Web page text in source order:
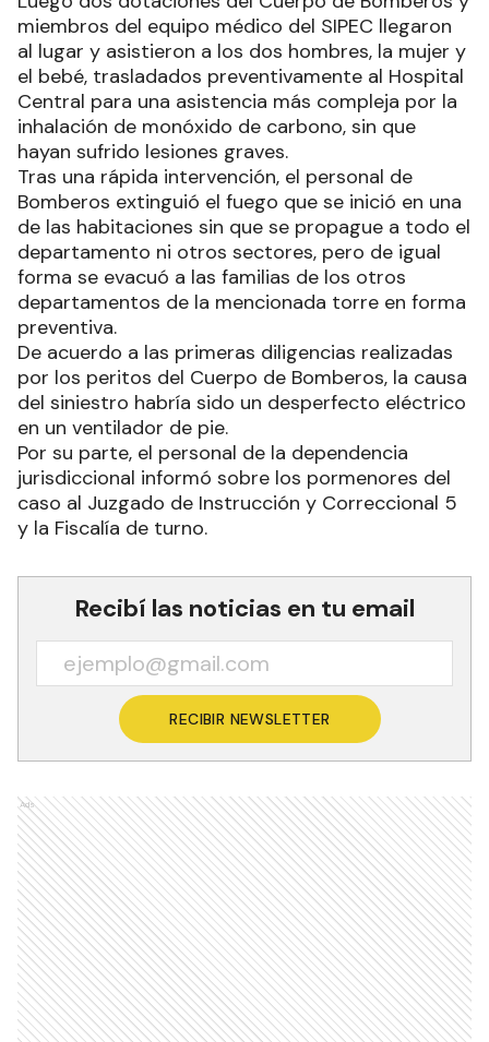
miembros del equipo médico del SIPEC llegaron
al lugar y asistieron a los dos hombres, la mujer y
el bebé, trasladados preventivamente al Hospital
Central para una asistencia más compleja por la
inhalación de monóxido de carbono, sin que
hayan sufrido lesiones graves.
Tras una rápida intervención, el personal de
Bomberos extinguió el fuego que se inició en una
de las habitaciones sin que se propague a todo el
departamento ni otros sectores, pero de igual
forma se evacuó a las familias de los otros
departamentos de la mencionada torre en forma
preventiva.
De acuerdo a las primeras diligencias realizadas
por los peritos del Cuerpo de Bomberos, la causa
del siniestro habría sido un desperfecto eléctrico
en un ventilador de pie.
Por su parte, el personal de la dependencia
jurisdiccional informó sobre los pormenores del
caso al Juzgado de Instrucción y Correccional 5
y la Fiscalía de turno.
Recibí las noticias en tu email
RECIBIR NEWSLETTER
Ads